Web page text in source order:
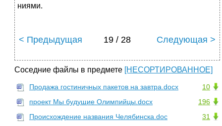
ниями.
< Предыдущая 19 / 28 Следующая >
Соседние файлы в предмете [НЕСОРТИРОВАННОЕ]
10
Продажа гостиничных пакетов на завтра.docx
196
проект Мы будущие Олимпийцы.docx
31
Происхождение названия Челябинска.doc